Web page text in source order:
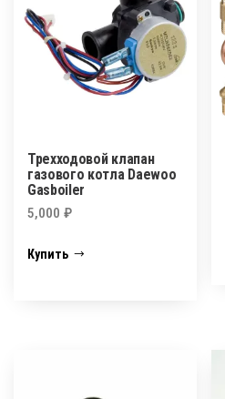
Трехходовой клапан
газового котла Daewoo
Gasboiler
5,000 ₽
Купить